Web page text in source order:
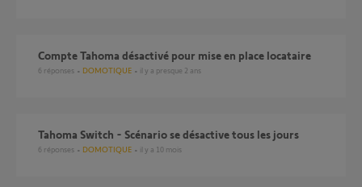
Compte Tahoma désactivé pour mise en place locataire
6 réponses DOMOTIQUE il y a presque 2 ans
Tahoma Switch - Scénario se désactive tous les jours
6 réponses DOMOTIQUE il y a 10 mois